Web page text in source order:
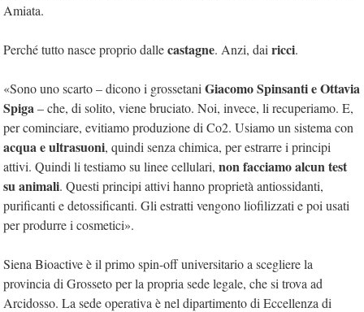
Amiata.
Perché tutto nasce proprio dallecastagne. Anzi, dai ricci.
«Sono uno scarto – dicono i grossetani Giacomo Spinsanti e Ottavia
Spiga– che, di solito, viene bruciato. Noi, invece, li recuperiamo. E,
per cominciare, evitiamo produzione di Co2. Usiamo un sistema con
acqua e ultrasuoni, quindi senza chimica, per estrarre i principi
attivi. Quindi li testiamo su linee cellulari, non facciamo alcun test
su animali. Questi principi attivi hanno proprietà antiossidanti,
purificanti e detossificanti. Gli estratti vengono liofilizzati e poi usati
per produrre i cosmetici».
Siena Bioactive è il primo spin-off universitario a scegliere la
provincia di Grosseto per la propria sede legale, che si trova ad
Arcidosso. La sede operativa è nel dipartimento di Eccellenza di